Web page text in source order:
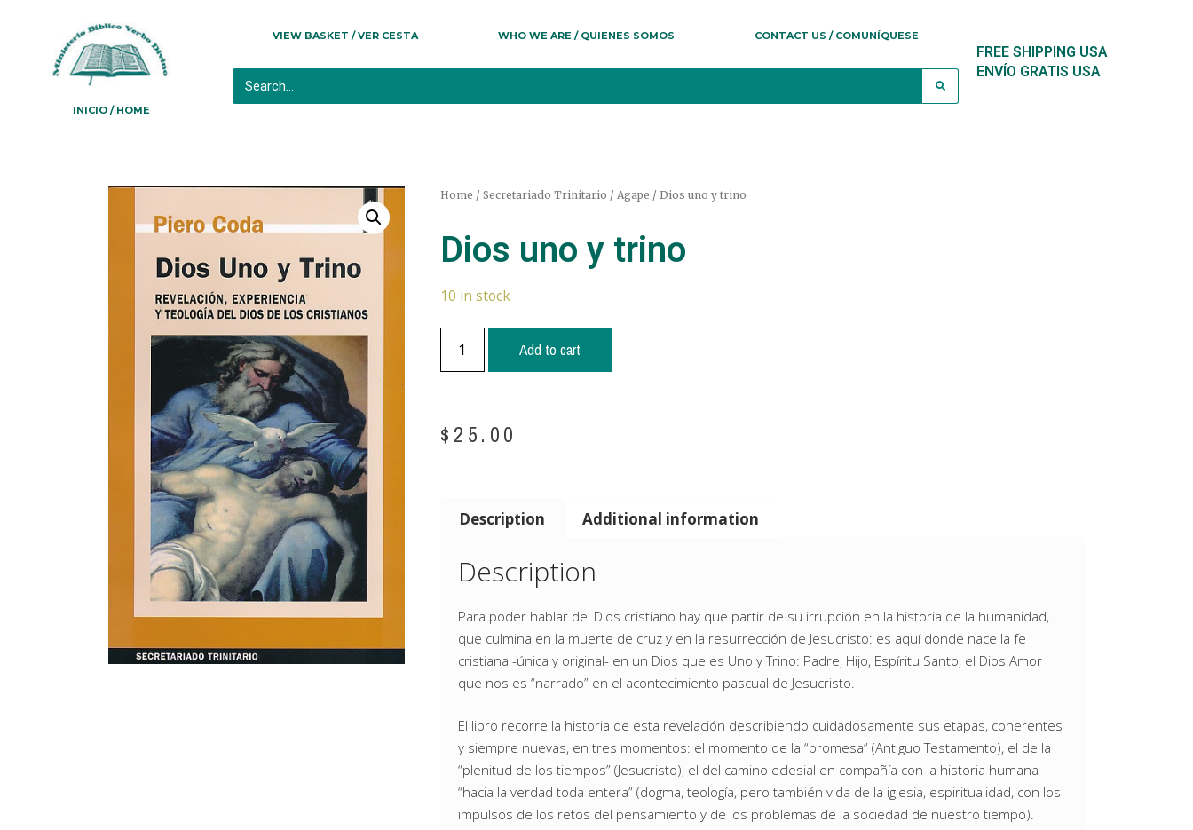
INICIO / HOME
VIEW BASKET / VER CESTA WHO WE ARE / QUIENES SOMOS CONTACT US / COMUNÍQUESE
FREE SHIPPING USA
ENVÍO GRATIS USA
Home / Secretariado Trinitario / Agape / Dios uno y trino
Dios uno y trino
10 in stock
Add to cart
$ 25.00
Description Additional information
Description
Para poder hablar del Dios cristiano hay que partir de su irrupción en la historia de la humanidad,
que culmina en la muerte de cruz y en la resurrección de Jesucristo: es aquí donde nace la fe
cristiana -única y original- en un Dios que es Uno y Trino: Padre, Hijo, Espíritu Santo, el Dios Amor
que nos es “narrado” en el acontecimiento pascual de Jesucristo.
El libro recorre la historia de esta revelación describiendo cuidadosamente sus etapas, coherentes
y siempre nuevas, en tres momentos: el momento de la “promesa” (Antiguo Testamento), el de la
“plenitud de los tiempos” (Jesucristo), el del camino eclesial en compañía con la historia humana
“hacia la verdad toda entera” (dogma, teología, pero también vida de la iglesia, espiritualidad, con los
impulsos de los retos del pensamiento y de los problemas de la sociedad de nuestro tiempo).